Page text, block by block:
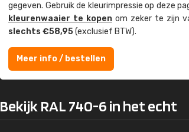
gegeven. Gebruik de kleur­impressie op deze
kleuren­waaier te kopenom zeker te zijn
slechts €58,95(exclusief BTW).
Meer info / bestellen
Bekijk RAL 740-6 in het echt